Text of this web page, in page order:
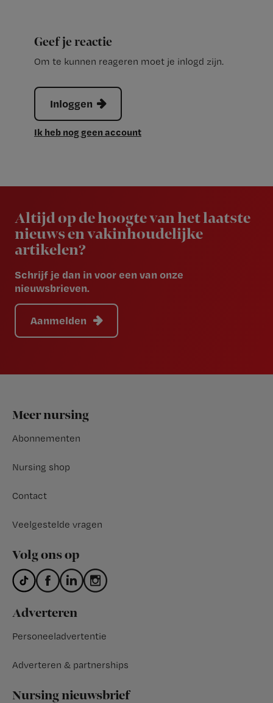
Geef je reactie
Om te kunnen reageren moet je inlogd zijn.
Inloggen
Ik heb nog geen account
Altijd op de hoogte van het laatste
nieuws en vakinhoudelijke
artikelen?
Schrijf je dan in voor een van onze
nieuwsbrieven.
Aanmelden
Footer
Meer nursing
Abonnementen
Nursing shop
Contact
Veelgestelde vragen
Volg ons op
Adverteren
Personeeladvertentie
Adverteren & partnerships
Nursing nieuwsbrief